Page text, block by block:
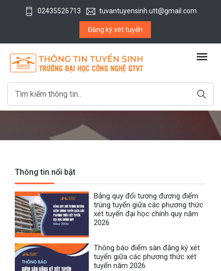
02435526713 tuvantuyensinh.utt@gmail.com
Đăng ký xét tuyển
Thông tin nổi bật
Bảng quy đổi tương đương điểm
trúng tuyển giữa các phương thức
xét tuyển đại học chính quy năm
2026
Thông báo điểm sàn đăng ký xét
tuyển giữa các phương thức xét
tuyển năm 2026